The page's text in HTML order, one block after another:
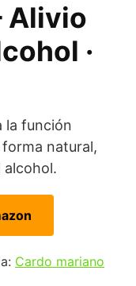
Alivio
·
la función
natural,
alcohol.
Cardo mariano